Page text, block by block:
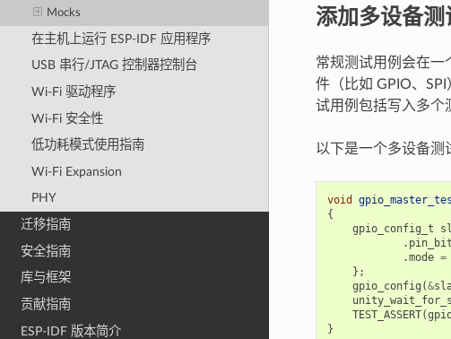
Mocks
在主机上运行 ESP-IDF 应用程序
USB 串行/JTAG 控制器控制台
Wi-Fi 驱动程序
Wi-Fi 安全性
低功耗模式使用指南
Wi-Fi Expansion
PHY
迁移指南
安全指南
库与框架
贡献指南
ESP-IDF 版本简介
添加多设备测
常规测试用例会在一
件（比如 GPIO、
试用例包括写入多个
以下是一个多设备测
void
{
gpio_config_t
.
.mode =
};
gpio_config (&
TEST_ASSERT(
}